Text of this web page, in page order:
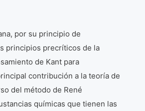
por su principio de
principios precríticos de la
de Kant para
contribución a la teoría de
del método de René
químicas que tienen las